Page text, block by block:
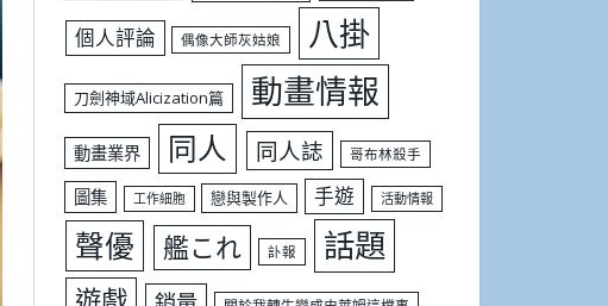
個人評論 偶像大師灰姑娘 八掛
刀劍神域Alicization篇 動畫情報
動畫業界 同人 同人誌 哥布林殺手
圖集 工作細胞 戀與製作人 手遊 活動情報
聲優 艦これ 訃報 話題